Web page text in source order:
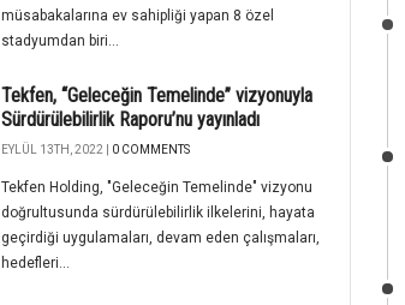
müsabakalarına ev sahipliği yapan 8 özel
stadyumdan biri...
Tekfen, “Geleceğin Temelinde” vizyonuyla
Sürdürülebilirlik Raporu’nu yayınladı
EYLÜL 13TH, 2022 | 0 COMMENTS
Tekfen Holding, "Geleceğin Temelinde" vizyonu
doğrultusunda sürdürülebilirlik ilkelerini, hayata
geçirdiği uygulamaları, devam eden çalışmaları,
hedefleri...